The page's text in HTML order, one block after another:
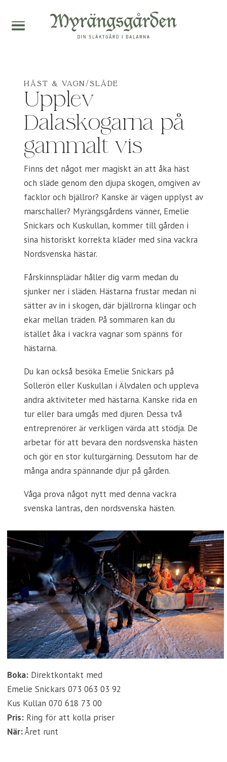
HÄST & VAGN/SLÄDE
Upplev
Dalaskogarna på
gammalt vis
Finns det något mer magiskt än att åka häst
och släde genom den djupa skogen, omgiven av
facklor och bjällror? Kanske är vägen upplyst av
marschaller? Myrängsgårdens vänner, Emelie
Snickars och Kuskullan, kommer till gården i
sina historiskt korrekta kläder med sina vackra
Nordsvenska hästar.
Fårskinnsplädar håller dig varm medan du
sjunker ner i släden. Hästarna frustar medan ni
sätter av in i skogen, där bjällrorna klingar och
ekar mellan träden. På sommaren kan du
istället åka i vackra vagnar som spänns för
hästarna.
Du kan också besöka Emelie Snickars på
Sollerön eller Kuskullan i Älvdalen och uppleva
andra aktiviteter med hästarna. Kanske rida en
tur eller bara umgås med djuren. Dessa två
entreprenörer är verkligen värda att stödja. De
arbetar för att bevara den nordsvenska hästen
och gör en stor kulturgärning. Dessutom har de
många andra spännande djur på gården.
Våga prova något nytt med denna vackra
svenska lantras, den nordsvenska hästen.
Boka: Direktkontakt med
Emelie Snickars 073 063 03 92
Kus Kullan 070 618 73 00
Pris: Ring för att kolla priser
När:Året runt